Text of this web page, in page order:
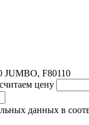
JUMBO, F80110
цену
данных в